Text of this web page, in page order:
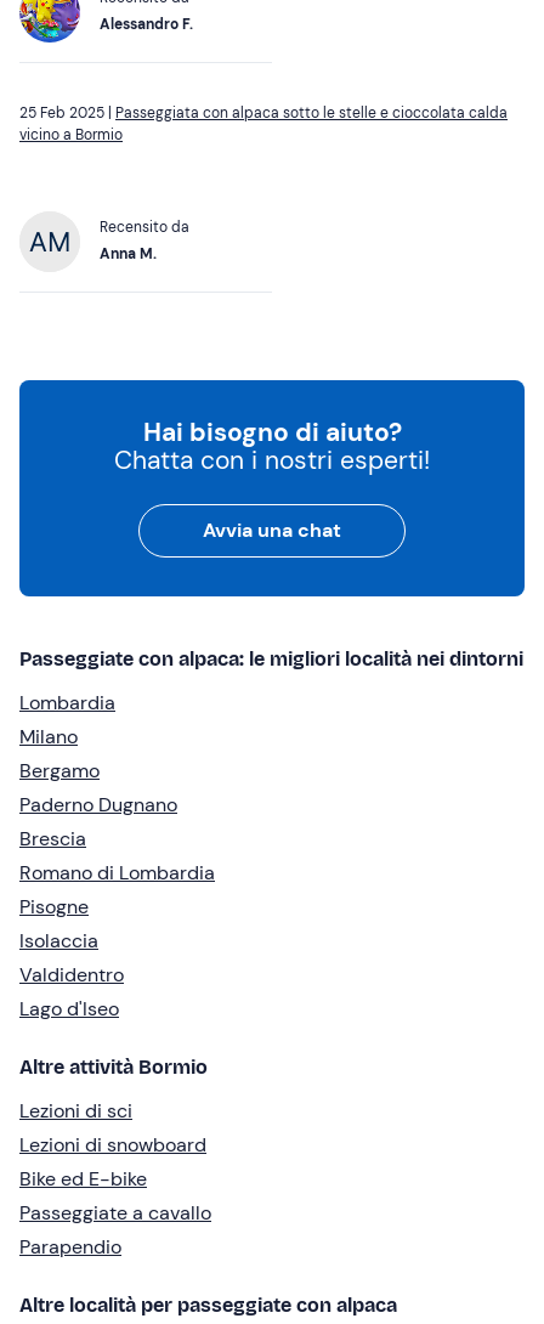
Alessandro F.
25 Feb 2025 | Passeggiata con alpaca sotto le stelle e cioccolata calda
vicino a Bormio
Recensito da
Anna M.
Hai bisogno di aiuto?
Chatta con i nostri esperti!
Avvia una chat
Passeggiate con alpaca: le migliori località nei dintorni
Lombardia
Milano
Bergamo
Paderno Dugnano
Brescia
Romano di Lombardia
Pisogne
Isolaccia
Valdidentro
Lago d'Iseo
Altre attività Bormio
Lezioni di sci
Lezioni di snowboard
Bike ed E-bike
Passeggiate a cavallo
Parapendio
Altre località per passeggiate con alpaca